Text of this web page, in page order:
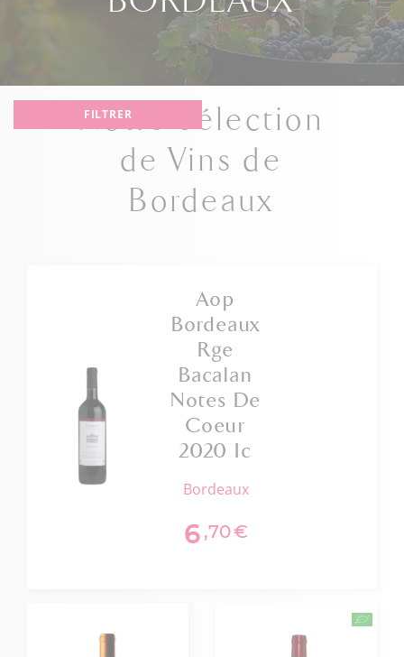
FILTRER
Notre Sélection
de Vins de
Bordeaux
Aop
Bordeaux
Rge
Bacalan
Notes De
Coeur
2020 Ic
bordeaux
6 ,70€